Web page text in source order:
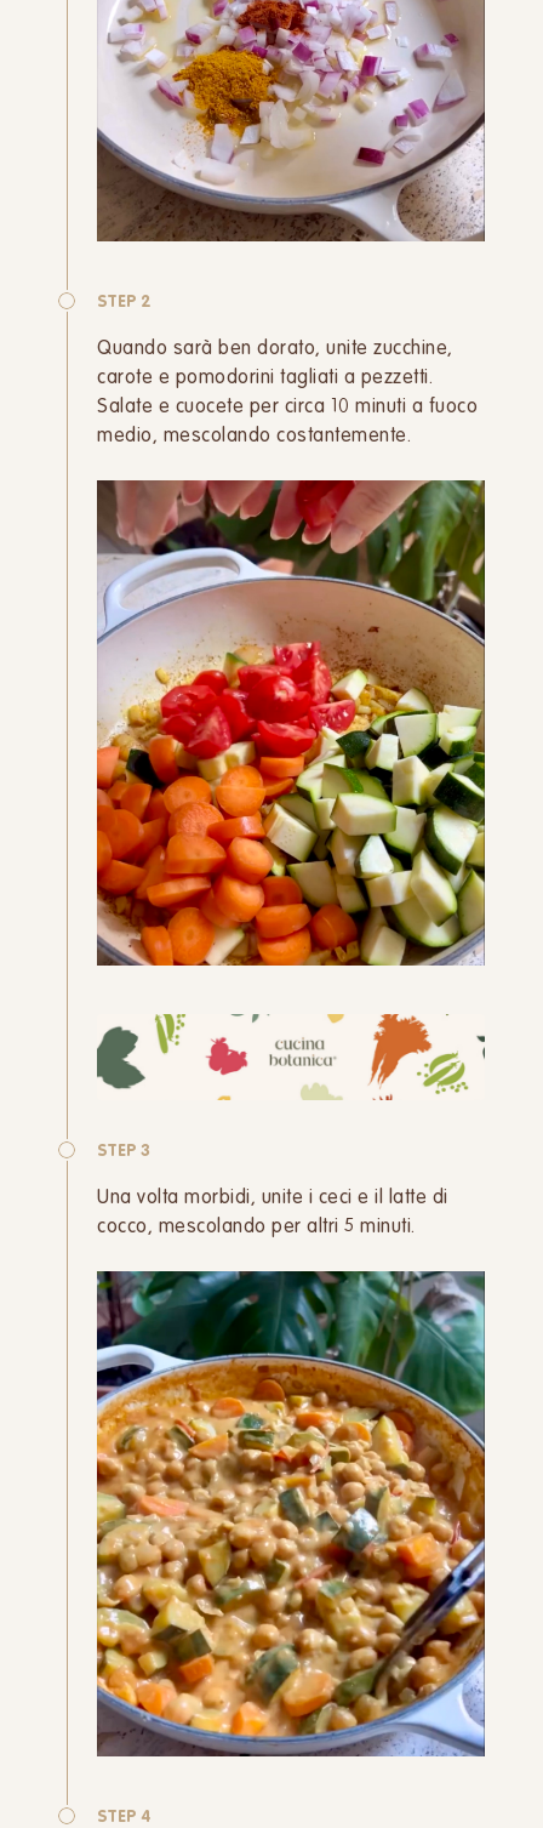
STEP 2
Quando sarà ben dorato, unite zucchine,
carote e pomodorini tagliati a pezzetti.
Salate e cuocete per circa 10 minuti a fuoco
medio, mescolando costantemente.
STEP 3
Una volta morbidi, unite i ceci e il latte di
cocco, mescolando per altri 5 minuti.
STEP 4